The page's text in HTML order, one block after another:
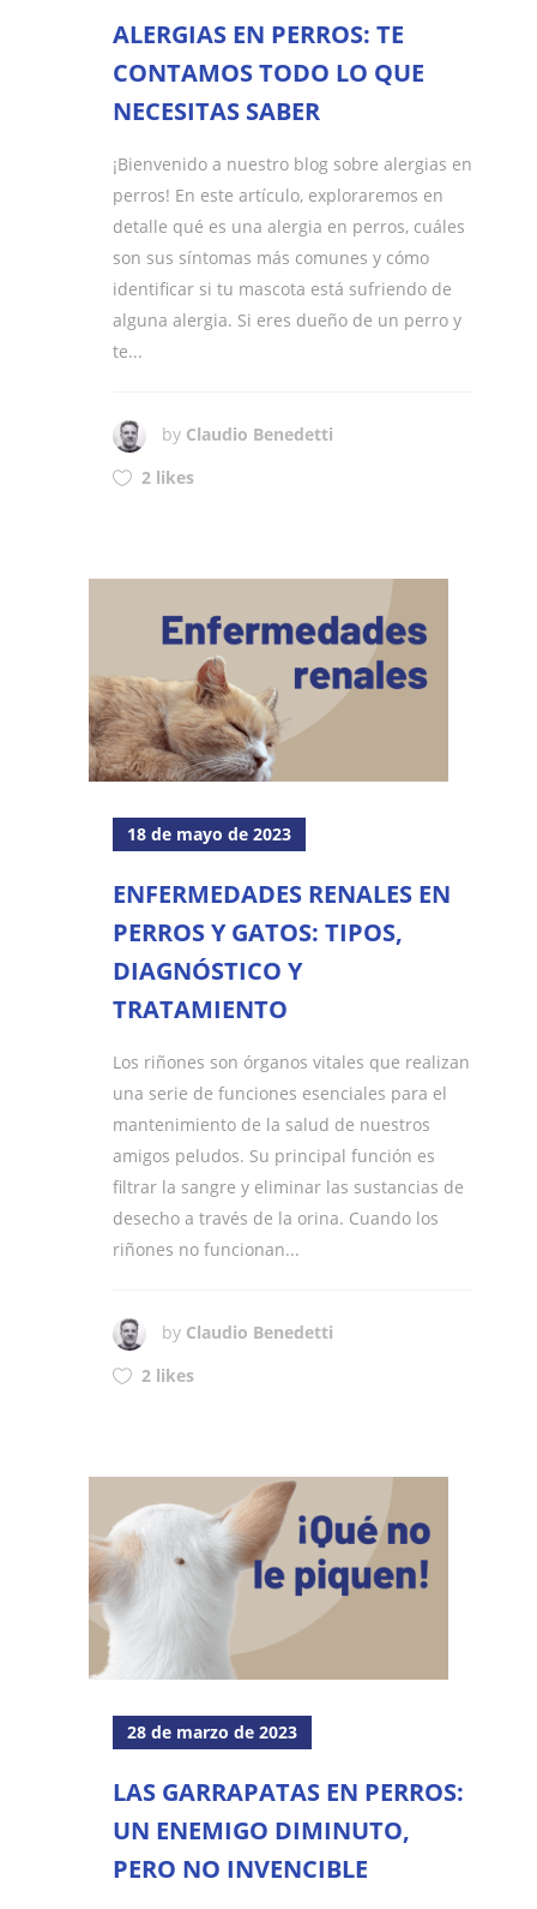
ALERGIAS EN PERROS: TE
CONTAMOS TODO LO QUE
NECESITAS SABER
¡Bienvenido a nuestro blog sobre alergias en
perros! En este artículo, exploraremos en
detalle qué es una alergia en perros, cuáles
son sus síntomas más comunes y cómo
identificar si tu mascota está sufriendo de
alguna alergia. Si eres dueño de un perro y
te...
by Claudio Benedetti
2 likes
18 de mayo de 2023
ENFERMEDADES RENALES EN
PERROS Y GATOS: TIPOS,
DIAGNÓSTICO Y
TRATAMIENTO
Los riñones son órganos vitales que realizan
una serie de funciones esenciales para el
mantenimiento de la salud de nuestros
amigos peludos. Su principal función es
filtrar la sangre y eliminar las sustancias de
desecho a través de la orina. Cuando los
riñones no funcionan...
by Claudio Benedetti
2 likes
28 de marzo de 2023
LAS GARRAPATAS EN PERROS:
UN ENEMIGO DIMINUTO,
PERO NO INVENCIBLE